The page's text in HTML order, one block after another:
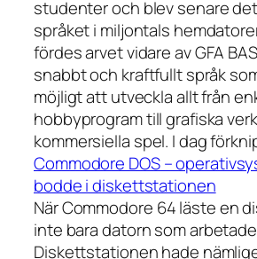
studenter och blev senare
språket i miljontals
fördes arvet vidare av GFA
snabbt och kraftfullt språk
möjligt att utveckla allt från
hobbyprogram till grafiska
kommersiella spel. I dag
Commodore DOS –
bodde i diskettstationen
När Commodore 64 läste en
inte bara datorn som
Diskettstationen hade